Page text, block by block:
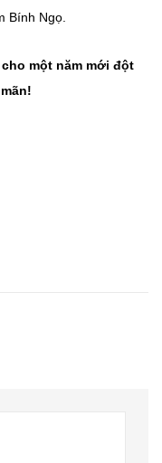
Bính Ngọ.
một năm mới đột